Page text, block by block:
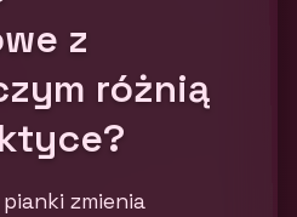
z
różnią
zmienia